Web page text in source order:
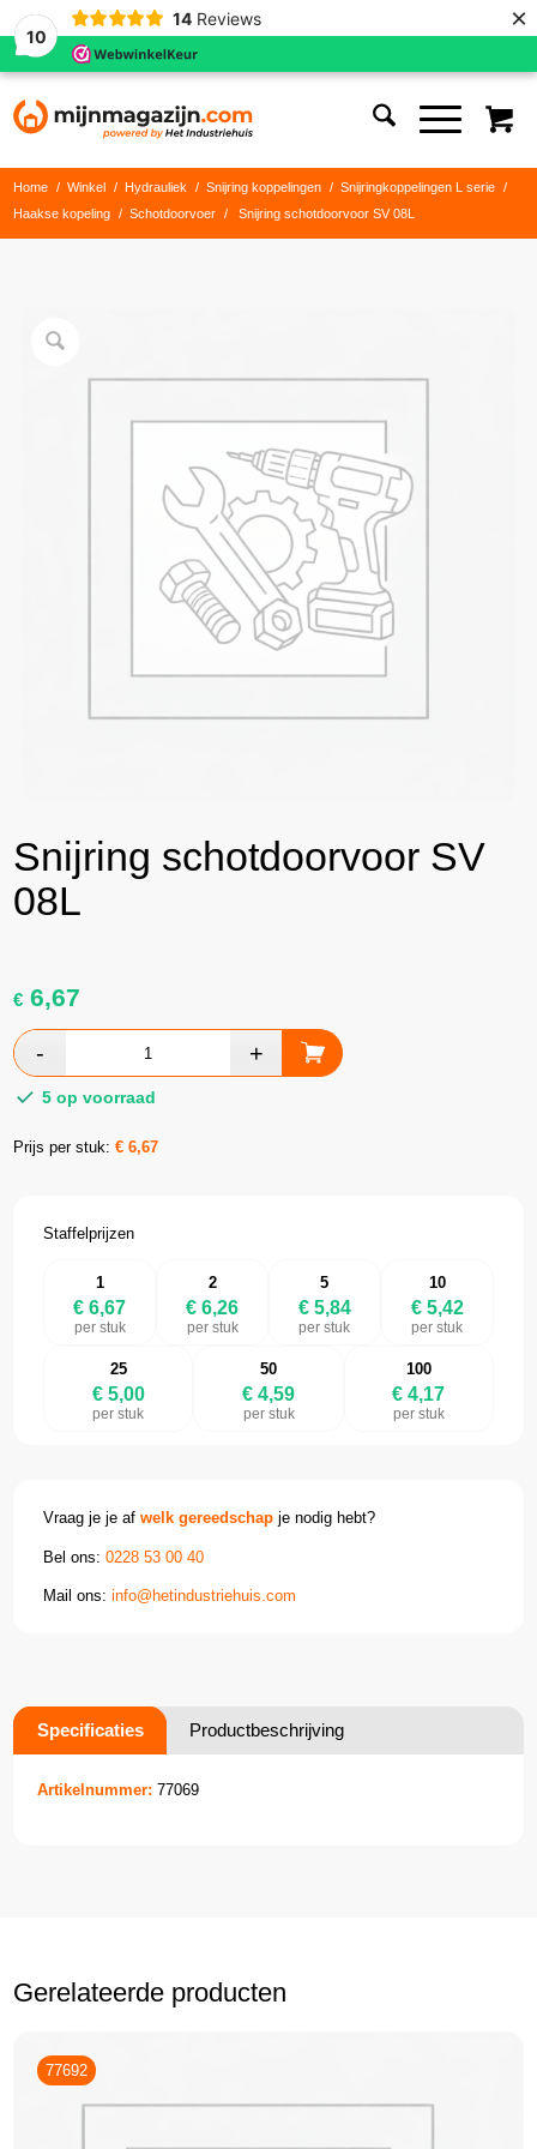
10
14 Reviews ×
Home / Winkel / Hydrauliek / Snijring koppelingen / Snijringkoppelingen L serie
/
Haakse kopeling
/ Schotdoorvoer / Snijring schotdoorvoor SV 08L
Snijring schotdoorvoor SV
08L
€ 6,67
5 op voorraad
Prijs per stuk:€6,67
Staffelprijzen
1
€ 6,67
per stuk
2
€ 6,26
per stuk
5
€ 5,84
per stuk
10
€ 5,42
per stuk
25
€ 5,00
per stuk
50
€ 4,59
per stuk
100
€ 4,17
per stuk
Vraag je je afwelk gereedschap je nodig hebt?
Bel ons:0228 53 00 40
Mail ons:info@hetindustriehuis.com
Specificaties Productbeschrijving
Artikelnummer: 77069
Gerelateerde producten
77692